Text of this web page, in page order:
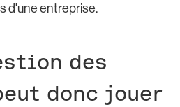
d'une entreprise.
des
donc jouer